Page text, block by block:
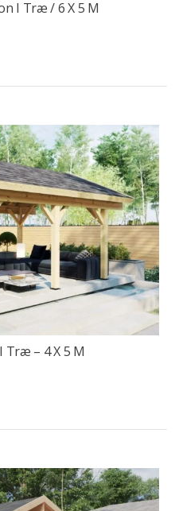
I Træ / 6 X 5 M
Træ – 4 X 5 M